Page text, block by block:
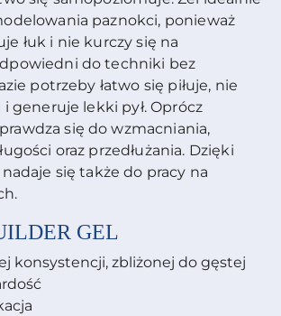
paznokci, ponieważ
łuk i nie kurczy się na
do techniki bez
potrzeby łatwo się piłuje, nie
generuje lekki pył. Oprócz
się do wzmacniania,
oraz przedłużania. Dzięki
się także do pracy na
GEL
konsystencji, zbliżonej do gęstej